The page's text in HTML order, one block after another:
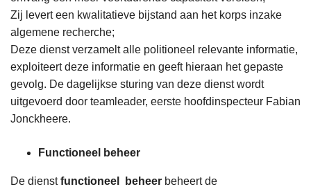
Zij levert een kwalitatieve bijstand aan het korps inzake
algemene recherche;
Deze dienst verzamelt alle politioneel relevante informatie,
exploiteert deze informatie en geeft hieraan het gepaste
gevolg. De dagelijkse sturing van deze dienst wordt
uitgevoerd door teamleader, eerste hoofdinspecteur Fabian
Jonckheere.
Functioneel beheer
De dienstfunctioneel beheer beheert de